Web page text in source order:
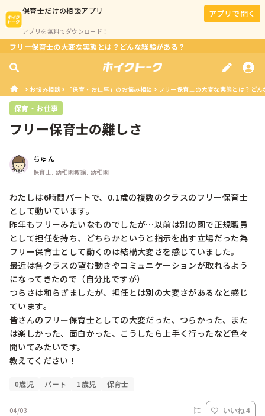
保育士だけの相談アプリ
アプリを無料でダウンロード！
アプリで開く
フリー保育士の大変な実態とは？どんな経験がある？
お悩み相談 「保育・お仕事」のお悩み相談 フリー保育士の大変な実態とは？ど
保育・お仕事
フリー保育士の難しさ
ちゅん
保育士, 幼稚園教諭, 幼稚園
わたしは6時間パートで、0.1歳の複数のクラスのフリー保育士
として動いています。
昨年もフリーみたいなものでしたが…以前は別の園で正規職員
として担任を持ち、どちらかというと指示を出す立場だった為
フリー保育士として動くのは結構大変さを感じていました。
最近は各クラスの望む動きやコミュニケーションが取れるよう
になってきたので（自分比ですが）
つらさは和らぎましたが、担任とは別の大変さがあるなと感じ
ています。
皆さんのフリー保育士としての大変だった、つらかった、また
は楽しかった、面白かった、こうしたら上手く行ったなど色々
聞いてみたいです。
教えてください！
0歳児 パート 1歳児 保育士
04/03 いいね 4